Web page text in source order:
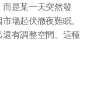
是某一天突然發
場起伏徹夜難眠。
有調整空間。這種